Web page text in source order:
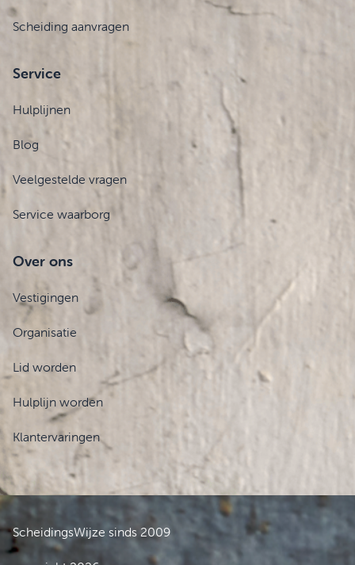
Scheiding aanvragen
Service
Hulplijnen
Blog
Veelgestelde vragen
Service waarborg
Over ons
Vestigingen
Organisatie
Lid worden
Hulplijn worden
Klantervaringen
ScheidingsWijze sinds 2009